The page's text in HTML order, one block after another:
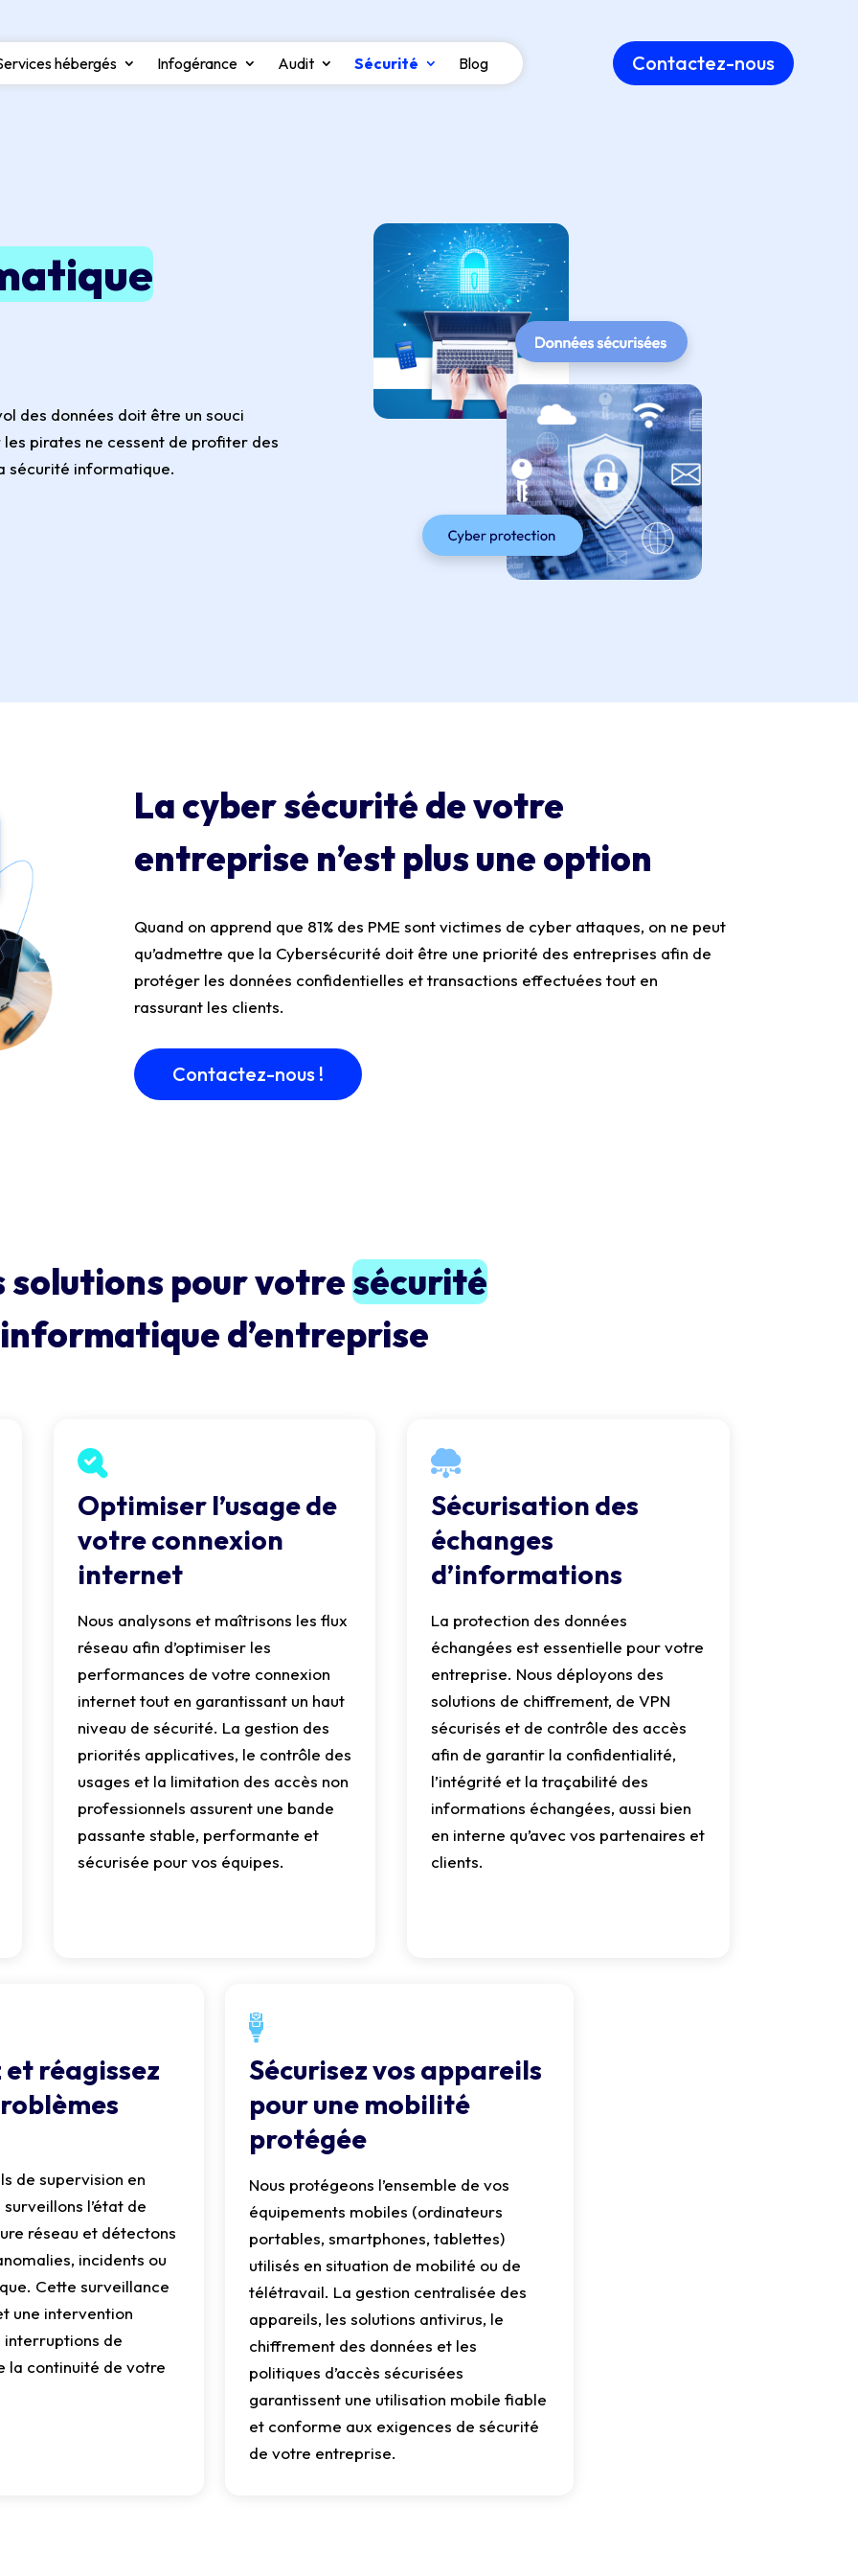
hébergés Infogérance Audit Sécurité Blog Contactez-nous
des données doit être un souci
pirates ne cessent de profiter des
sécurité informatique.
La cyber sécurité de votre
entreprise n’est plus une option
Quand on apprend que 81% des PME sont victimes de cyber attaques, on ne peut
qu’admettre que la Cybersécurité doit être une priorité des entreprises afin de
protéger les données confidentielles et transactions effectuées tout en
rassurant les clients.
Contactez-nous !
solutions pour votresécurité
informatique d’entreprise
Optimiser l’usage de
votre connexion
internet
Nous analysons et maîtrisons les flux
réseau afin d’optimiser les
performances de votre connexion
internet tout en garantissant un haut
niveau de sécurité. La gestion des
priorités applicatives, le contrôle des
usages et la limitation des accès non
professionnels assurent une bande
passante stable, performante et
sécurisée pour vos équipes.
Sécurisation des
échanges
d’informations
La protection des données
échangées est essentielle pour votre
entreprise. Nous déployons des
solutions de chiffrement, de VPN
sécurisés et de contrôle des accès
afin de garantir la confidentialité,
l’intégrité et la traçabilité des
informations échangées, aussi bien
en interne qu’avec vos partenaires et
clients.
réagissez
de supervision en
l’état de
réseau et détectons
incidents ou
Cette surveillance
une intervention
de
la continuité de votre
Sécurisez vos appareils
pour une mobilité
protégée
Nous protégeons l’ensemble de vos
équipements mobiles (ordinateurs
portables, smartphones, tablettes)
utilisés en situation de mobilité ou de
télétravail. La gestion centralisée des
appareils, les solutions antivirus, le
chiffrement des données et les
politiques d’accès sécurisées
garantissent une utilisation mobile fiable
et conforme aux exigences de sécurité
de votre entreprise.